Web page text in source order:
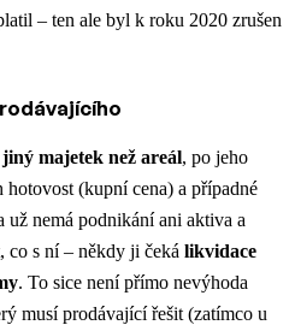
– ten ale byl k roku 2020 zrušen​
majetek než areál, po jeho
hotovost (kupní cena) a případné
už nemá podnikání ani aktiva a
co s ní – někdy ji čeká likvidace
. To sice není přímo nevýhoda
musí prodávající řešit (zatímco u